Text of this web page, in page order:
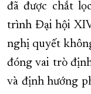
đã được chắt
trình Đại hội
nghị quyết
đóng vai trò
và định hướng